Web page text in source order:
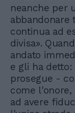
neanche per
abbandonare
continua ad
divisa».
andato
e gli ha detto:
prosegue -
come l'onore,
ad avere